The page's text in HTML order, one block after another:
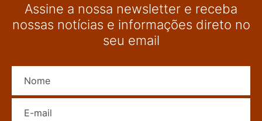
Assine a nossa newsletter e receba
nossas notícias e informações direto no
seu email